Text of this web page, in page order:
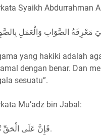
Syaikh Abdurrahman
مَعْرِفَةُ الصَّوَابِ وَالْعَمَلِ
yang hakiki adalah
dengan benar. Dan
sesuatu”.
Mu’adz bin Jabal:
فَإِنَّ عَلَى الْحَقِّ نُوْرًا.